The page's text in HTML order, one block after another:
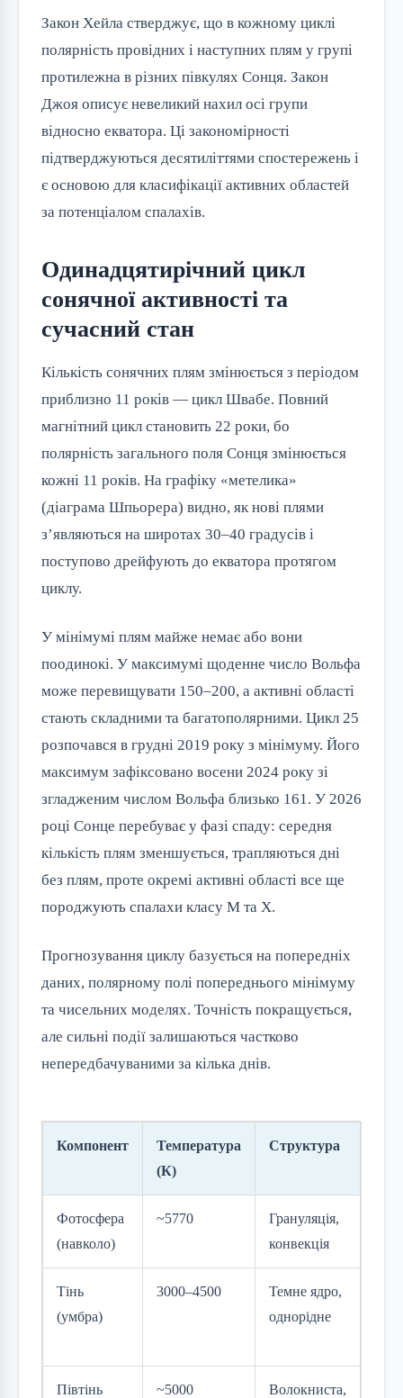
Закон Хейла стверджує, що в кожному циклі
полярність провідних і наступних плям у групі
протилежна в різних півкулях Сонця. Закон
Джоя описує невеликий нахил осі групи
відносно екватора. Ці закономірності
підтверджуються десятиліттями спостережень і
є основою для класифікації активних областей
за потенціалом спалахів.
Одинадцятирічний цикл
сонячної активності та
сучасний стан
Кількість сонячних плям змінюється з періодом
приблизно 11 років — цикл Швабе. Повний
магнітний цикл становить 22 роки, бо
полярність загального поля Сонця змінюється
кожні 11 років. На графіку «метелика»
(діаграма Шпьорера) видно, як нові плями
з’являються на широтах 30–40 градусів і
поступово дрейфують до екватора протягом
циклу.
У мінімумі плям майже немає або вони
поодинокі. У максимумі щоденне число Вольфа
може перевищувати 150–200, а активні області
стають складними та багатополярними. Цикл 25
розпочався в грудні 2019 року з мінімуму. Його
максимум зафіксовано восени 2024 року зі
згладженим числом Вольфа близько 161. У 2026
році Сонце перебуває у фазі спаду: середня
кількість плям зменшується, трапляються дні
без плям, проте окремі активні області все ще
породжують спалахи класу M та X.
Прогнозування циклу базується на попередніх
даних, полярному полі попереднього мінімуму
та чисельних моделях. Точність покращується,
але сильні події залишаються частково
непередбачуваними за кілька днів.
Компонент
Температура
(К)
Структура
Фотосфера
(навколо)
~5770
Грануляція,
конвекція
Тінь
(умбра)
3000–4500
Темне ядро,
однорідне
Півтінь
~5000
Волокниста,